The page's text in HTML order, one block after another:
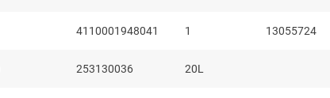
4110001948041 1 13055724
253130036 20L